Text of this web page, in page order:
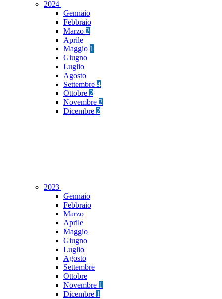
2024
Gennaio
Febbraio
Marzo 2
Aprile
Maggio 1
Giugno
Luglio
Agosto
Settembre 4
Ottobre 2
Novembre 2
Dicembre 2
2023
Gennaio
Febbraio
Marzo
Aprile
Maggio
Giugno
Luglio
Agosto
Settembre
Ottobre
Novembre 1
Dicembre 1